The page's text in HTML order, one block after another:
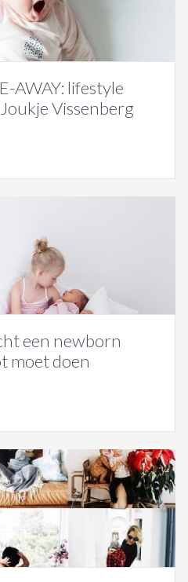
AWAY: lifestyle
Vissenberg
een newborn
moet doen